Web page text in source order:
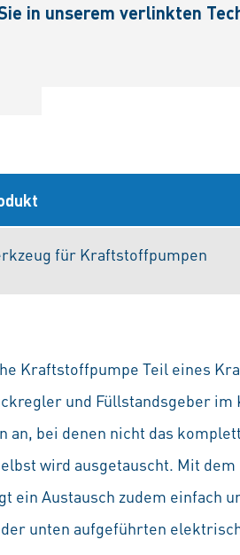
in unserem verlinkten
für Kraftstoffpumpen
Kraftstoffpumpe Teil eines
und Füllstandsgeber
an, bei denen nicht das
wird ausgetauscht. Mit
ein Austausch zudem einfach
unten aufgeführten